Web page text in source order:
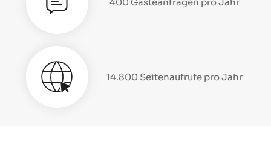
400 Gästeanfragen pro Jahr
14.800 Seitenaufrufe pro Jahr